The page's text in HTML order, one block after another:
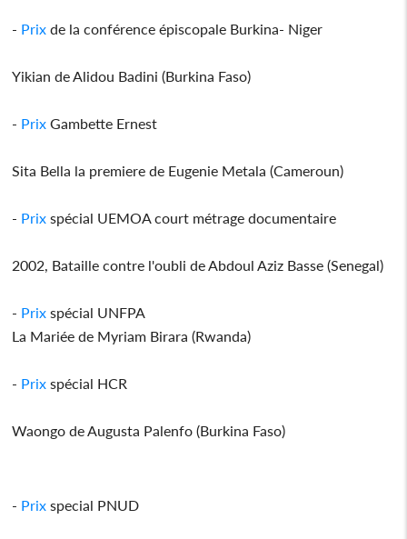
- Prix de la conférence épiscopale Burkina- Niger
Yikian de Alidou Badini (Burkina Faso)
- Prix Gambette Ernest
Sita Bella la premiere de Eugenie Metala (Cameroun)
- Prix spécial UEMOA court métrage documentaire
2002, Bataille contre l'oubli de Abdoul Aziz Basse (Senegal)
- Prix spécial UNFPA
La Mariée de Myriam Birara (Rwanda)
- Prix spécial HCR
Waongo de Augusta Palenfo (Burkina Faso)
- Prix special PNUD